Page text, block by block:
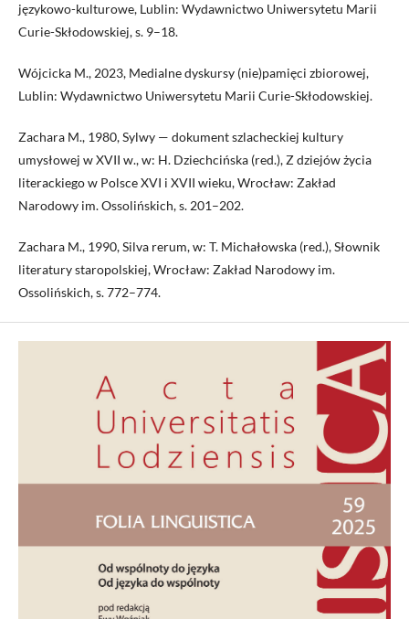
językowo-kulturowe, Lublin: Wydawnictwo Uniwersytetu Marii
Curie-Skłodowskiej, s. 9–18.
Wójcicka M., 2023, Medialne dyskursy (nie)pamięci zbiorowej,
Lublin: Wydawnictwo Uniwersytetu Marii Curie-Skłodowskiej.
Zachara M., 1980, Sylwy — dokument szlacheckiej kultury
umysłowej w XVII w., w: H. Dziechcińska (red.), Z dziejów życia
literackiego w Polsce XVI i XVII wieku, Wrocław: Zakład
Narodowy im. Ossolińskich, s. 201–202.
Zachara M., 1990, Silva rerum, w: T. Michałowska (red.), Słownik
literatury staropolskiej, Wrocław: Zakład Narodowy im.
Ossolińskich, s. 772–774.